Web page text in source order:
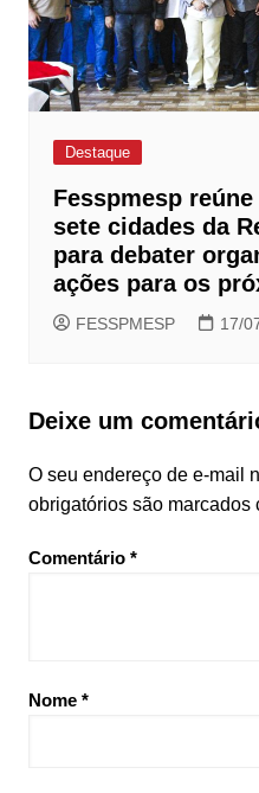
Destaque
Fesspmesp
sete cidades da
para debater
ações para os
FESSPMESP 17/
Deixe um
O seu endereço de e-mail
obrigatórios são marcados
Comentário *
Nome *